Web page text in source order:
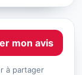
mon avis
à partager